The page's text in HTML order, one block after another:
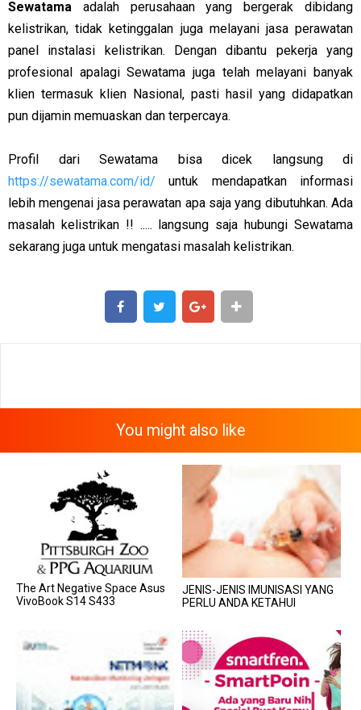
Sewatama adalah perusahaan yang bergerak dibidang
kelistrikan, tidak ketinggalan juga melayani jasa perawatan
panel instalasi kelistrikan. Dengan dibantu pekerja yang
profesional apalagi Sewatama juga telah melayani banyak
klien termasuk klien Nasional, pasti hasil yang didapatkan
pun dijamin memuaskan dan terpercaya.
Profil dari Sewatama bisa dicek langsung di
https://sewatama.com/id/ untuk mendapatkan informasi
lebih mengenai jasa perawatan apa saja yang dibutuhkan. Ada
masalah kelistrikan !! ..... langsung saja hubungi Sewatama
sekarang juga untuk mengatasi masalah kelistrikan.
You might also like
The Art Negative Space Asus
VivoBook S14 S433
JENIS-JENIS IMUNISASI YANG
PERLU ANDA KETAHUI